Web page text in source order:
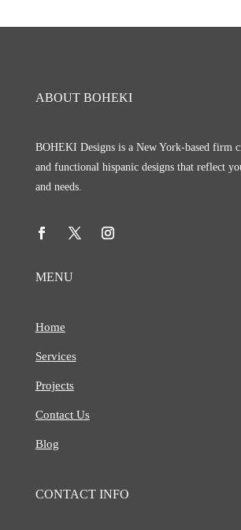
ABOUT BOHEKI
BOHEKI Designs is a New York-based firm
and functional hispanic designs that reflect
and needs.
MENU
Home
Services
Projects
Contact Us
Blog
CONTACT INFO